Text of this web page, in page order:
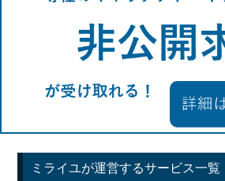
ミライユが運営するサービス一覧